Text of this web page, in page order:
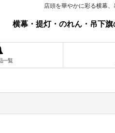
店頭を華やかに彩る横幕
横幕・提灯・のれん・吊下
一覧